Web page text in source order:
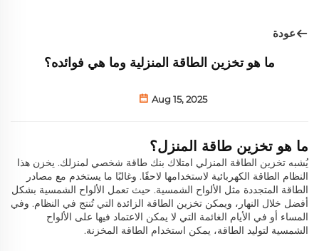
عودة
ما هو تخزين الطاقة المنزلية وما هي فوائده؟
Aug 15, 2025
ما هو تخزين طاقة المنزل؟
يُشبه تخزين الطاقة المنزلي امتلاك بنك طاقة شخصي لمنزلك. يخزن هذا
النظام الطاقة الكهربائية لاستخدامها لاحقًا. وغالبًا ما يستخدم مع مصادر
الطاقة المتجددة مثل الألواح الشمسية. حيث تعمل الألواح الشمسية بشكل
أفضل خلال النهار، ويمكن تخزين الطاقة الزائدة التي تُنتج في النظام. وفي
المساء أو في الأيام الغائمة التي لا يمكن الاعتماد فيها على الألواح
الشمسية لتوليد الطاقة، يمكن استخدام الطاقة المخزنة.